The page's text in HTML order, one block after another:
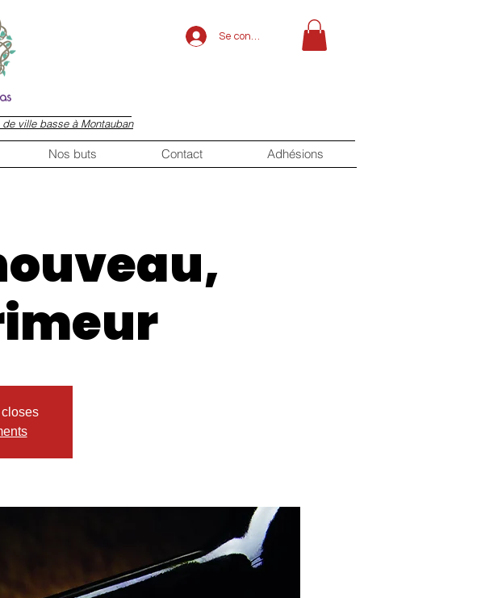
Se connecter
ville basse à Montauban
Nos buts Contact Adhésions